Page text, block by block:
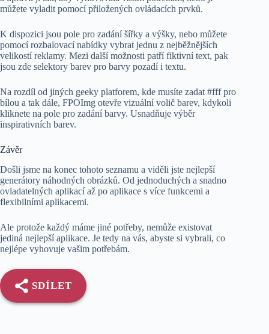
můžete vyladit pomocí přiložených ovládacích prvků.
K dispozici jsou pole pro zadání šířky a výšky, nebo můžete
pomocí rozbalovací nabídky vybrat jednu z nejběžnějších
velikostí reklamy. Mezi další možnosti patří fiktivní text, pak
jsou zde selektory barev pro barvy pozadí i textu.
Na rozdíl od jiných geeky platforem, kde musíte zadat #fff pro
bílou a tak dále, FPOImg otevře vizuální volič barev, kdykoli
kliknete na pole pro zadání barvy. Usnadňuje výběr
inspirativních barev.
Závěr
Došli jsme na konec tohoto seznamu a viděli jste nejlepší
generátory náhodných obrázků. Od jednoduchých a snadno
ovladatelných aplikací až po aplikace s více funkcemi a
flexibilními aplikacemi.
Ale protože každý máme jiné potřeby, nemůže existovat
jediná nejlepší aplikace. Je tedy na vás, abyste si vybrali, co
nejlépe vyhovuje vašim potřebám.
SDÍLET